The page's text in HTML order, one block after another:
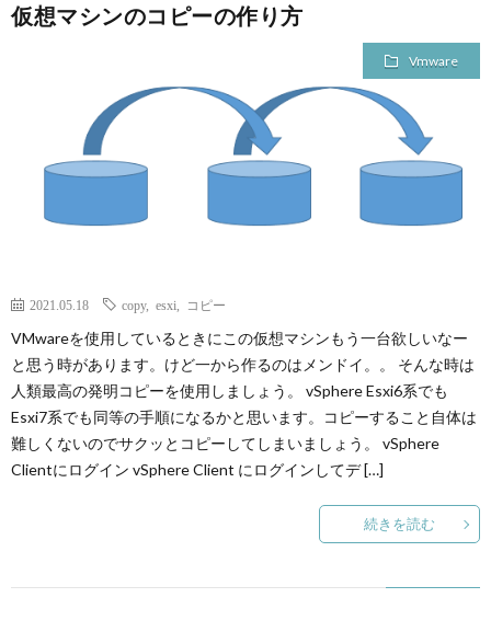
仮想マシンのコピーの作り方
Vmware
2021.05.18 copy, esxi コピー
VMwareを使用しているときにこの仮想マシンもう一台欲しいなー
と思う時があります。けど一から作るのはメンドイ。。 そんな時は
人類最高の発明コピーを使用しましょう。 vSphere Esxi6系でも
Esxi7系でも同等の手順になるかと思います。コピーすること自体は
難しくないのでサクッとコピーしてしまいましょう。 vSphere
Clientにログイン vSphere Client にログインしてデ […]
続きを読む